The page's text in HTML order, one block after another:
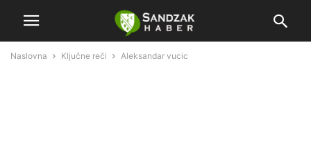
Naslovna Ključne reči Aleksandar vucic